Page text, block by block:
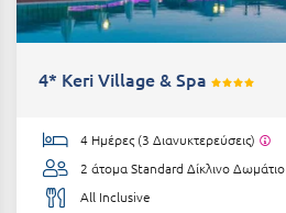
4* Keri Village & Spa
4 Ημέρες (3 Διανυκτερεύσεις)
2 άτομα Standard Δίκλινο Δωμάτιο
All Inclusive